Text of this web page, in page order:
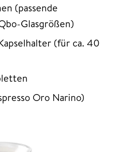
(passende
Glasgrößen)
(für ca. 40
Oro Narino)